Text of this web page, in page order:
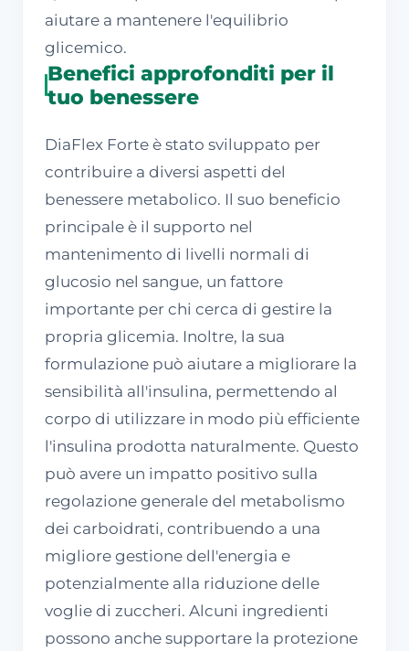
aiutare a mantenere l'equilibrio
glicemico.
Benefici approfonditi per il
tuo benessere
DiaFlex Forte è stato sviluppato per
contribuire a diversi aspetti del
benessere metabolico. Il suo beneficio
principale è il supporto nel
mantenimento di livelli normali di
glucosio nel sangue, un fattore
importante per chi cerca di gestire la
propria glicemia. Inoltre, la sua
formulazione può aiutare a migliorare la
sensibilità all'insulina, permettendo al
corpo di utilizzare in modo più efficiente
l'insulina prodotta naturalmente. Questo
può avere un impatto positivo sulla
regolazione generale del metabolismo
dei carboidrati, contribuendo a una
migliore gestione dell'energia e
potenzialmente alla riduzione delle
voglie di zuccheri. Alcuni ingredienti
possono anche supportare la protezione